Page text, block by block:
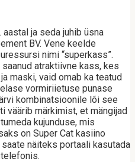
ja seda juhib üsna
BV. Vene keelde
nimi “superkass”.
atraktiivne kass, kes
maski, vaid omab ka teatud
vormiriietuse punase
kombinatsioonile lõi see
väärib märkimist, et mängijad
kujunduse, mis
on Super Cat kasiino
näiteks portaali kasutada